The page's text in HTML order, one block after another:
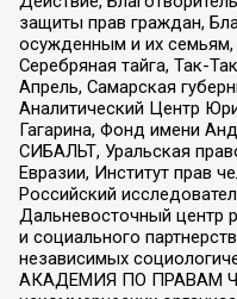
защиты прав граждан,
осужденным и их
Серебряная тайга, Так-
Апрель, Самарская
Аналитический Центр
Гагарина, Фонд имени
СИБАЛЬТ, Уральская
Евразии, Институт прав
Российский
Дальневосточный центр
и социального
независимых
АКАДЕМИЯ ПО ПРАВАМ